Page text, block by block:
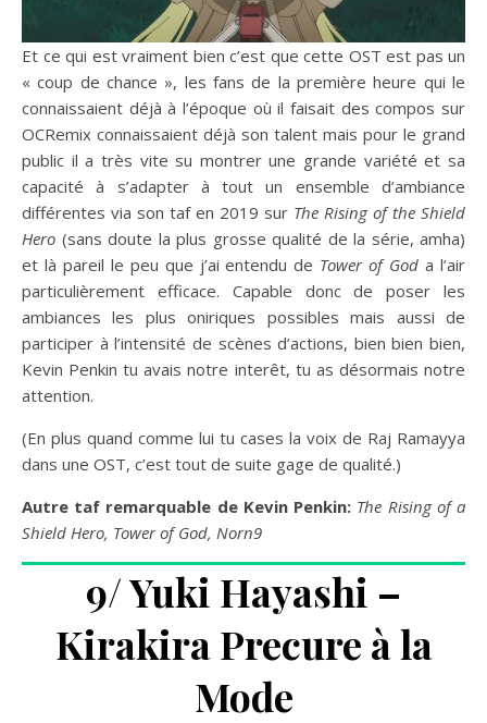
Et ce qui est vraiment bien c’est que cette OST est pas un
« coup de chance », les fans de la première heure qui le
connaissaient déjà à l’époque où il faisait des compos sur
OCRemix connaissaient déjà son talent mais pour le grand
public il a très vite su montrer une grande variété et sa
capacité à s’adapter à tout un ensemble d’ambiance
différentes via son taf en 2019 sur The Rising of the Shield
Hero (sans doute la plus grosse qualité de la série, amha)
et là pareil le peu que j’ai entendu de Tower of God a l’air
particulièrement efficace. Capable donc de poser les
ambiances les plus oniriques possibles mais aussi de
participer à l’intensité de scènes d’actions, bien bien bien,
Kevin Penkin tu avais notre interêt, tu as désormais notre
attention.
(En plus quand comme lui tu cases la voix de Raj Ramayya
dans une OST, c’est tout de suite gage de qualité.)
Autre taf remarquable de Kevin Penkin: The Rising of a
Shield Hero, Tower of God, Norn9
9/ Yuki Hayashi –
Kirakira Precure à la
Mode